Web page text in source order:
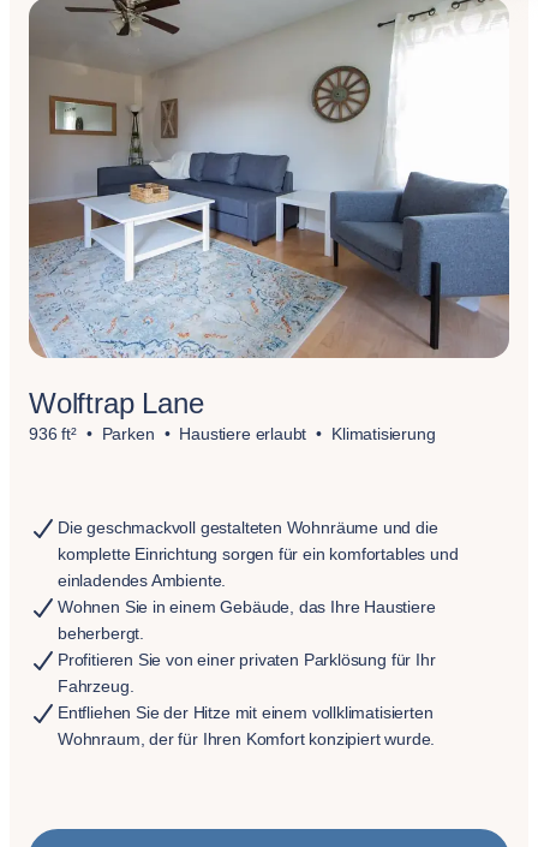
Wolftrap Lane
936 ft² Parken Haustiere erlaubt Klimatisierung
Die geschmackvoll gestalteten Wohnräume und die
komplette Einrichtung sorgen für ein komfortables und
einladendes Ambiente.
Wohnen Sie in einem Gebäude, das Ihre Haustiere
beherbergt.
Profitieren Sie von einer privaten Parklösung für Ihr
Fahrzeug.
Entfliehen Sie der Hitze mit einem vollklimatisierten
Wohnraum, der für Ihren Komfort konzipiert wurde.